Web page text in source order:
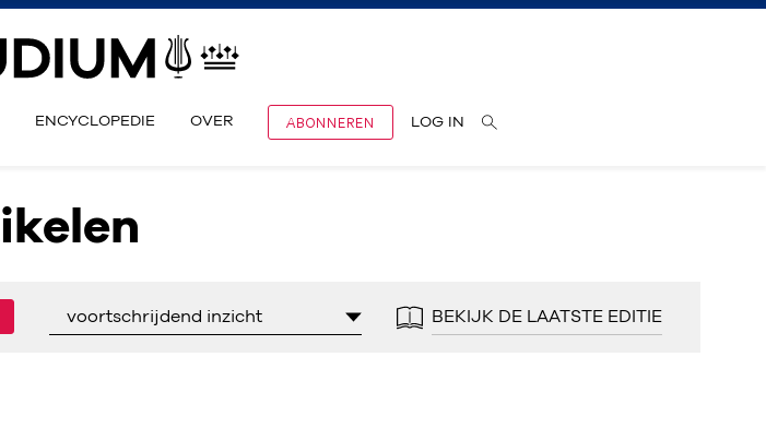
ENCYCLOPEDIE OVER ABONNEREN LOG IN
voortschrijdend inzicht BEKIJK DE LAATSTE EDITIE